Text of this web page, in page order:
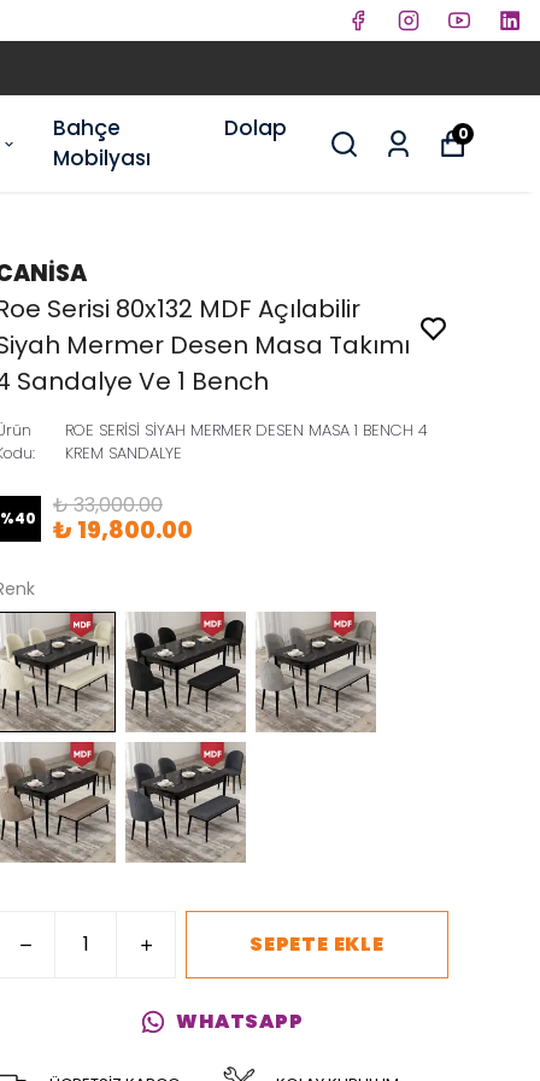
Bahçe
Mobilyası
Dolap 0
Serisi 80x132 MDF Açılabilir
Mermer Desen Masa Takımı
Sandalye Ve 1 Bench
:
ROE SERİSİ SİYAH MERMER DESEN MASA 1 BENCH 4
KREM SANDALYE
%40 ₺ 33,000.00
₺ 19,800.00
SEPETE EKLE
WHATSAPP